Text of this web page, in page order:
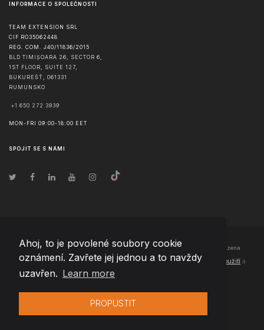
Ahoj, to je povolené soubory cookie
oznámení. Zavřete jej jednou a to navždy
uzavřen. Learn more
PROPUSTIT
INFORMACE O SPOLEČNOSTI
TEAM EXTENSION SRL
CIF RO35062448
REG. COM. J40/11836/2015
BLD TIMIȘOARA 26, SECTOR 6,
1ST FLOOR, SUITE 127,
BUKUREŠŤ , 061331
RUMUNSKO
+1 650 272 3939
MON-FRI 09:00-18:00 EET
SPOJIT SE S NÁMI
© Copyright2026 Team Extension Czech Republic- Všechna práva vyhrazena
Changelog● Používáním těchto stránek souhlasíte s našimiPodmínky použití a
Politika soukromí